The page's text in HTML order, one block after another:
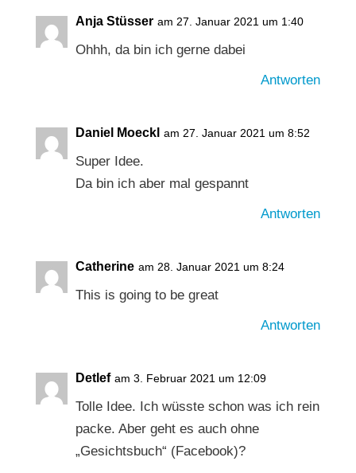
Anja Stüsser am 27. Januar 2021 um 1:40
Ohhh, da bin ich gerne dabei
Antworten
Daniel Moeckl am 27. Januar 2021 um 8:52
Super Idee.
Da bin ich aber mal gespannt
Antworten
Catherine am 28. Januar 2021 um 8:24
This is going to be great
Antworten
Detlef am 3. Februar 2021 um 12:09
Tolle Idee. Ich wüsste schon was ich rein
packe. Aber geht es auch ohne
„Gesichtsbuch“ (Facebook)?